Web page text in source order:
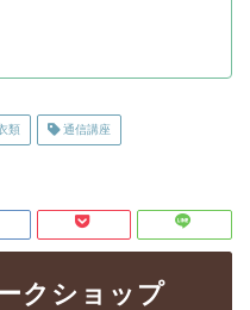
類 通信講座
クショップ